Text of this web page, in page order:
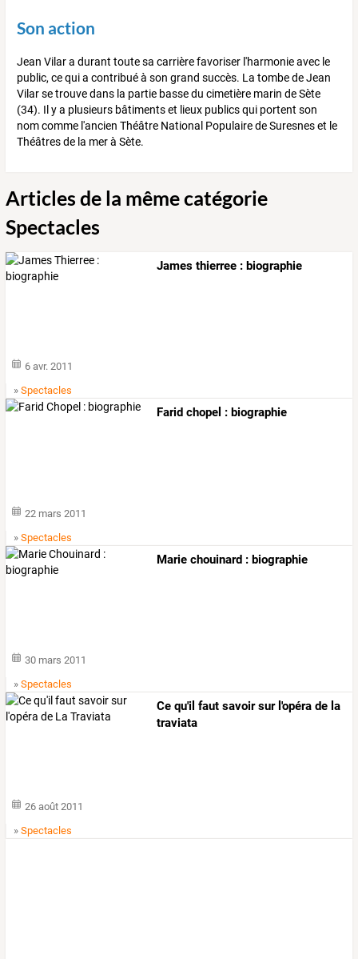
Son action
Jean Vilar a durant toute sa carrière favoriser l'harmonie avec le
public, ce qui a contribué à son grand succès. La tombe de Jean
Vilar se trouve dans la partie basse du cimetière marin de Sète
(34). Il y a plusieurs bâtiments et lieux publics qui portent son
nom comme l'ancien Théâtre National Populaire de Suresnes et le
Théâtres de la mer à Sète.
Articles de la même catégorie
Spectacles
James thierree : biographie
6 avr. 2011
»Spectacles
Farid chopel : biographie
22 mars 2011
»Spectacles
Marie chouinard : biographie
30 mars 2011
»Spectacles
Ce qu'il faut savoir sur l'opéra de la
traviata
26 août 2011
»Spectacles